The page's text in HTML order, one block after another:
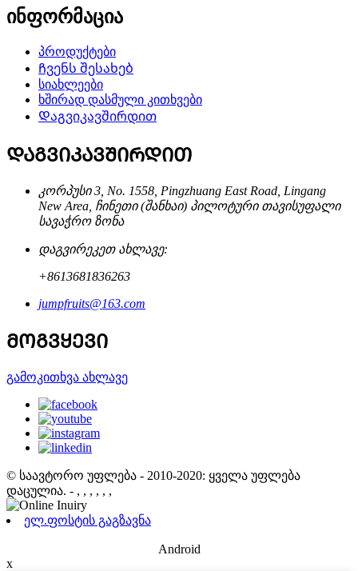
ინფორმაცია
პროდუქტები
Ჩვენს შესახებ
სიახლეები
ხშირად დასმული კითხვები
Დაგვიკავშირდით
ᲓᲐᲒᲕᲘᲙᲐᲕᲨᲘᲠᲓᲘᲗ
კორპუსი 3, No. 1558, Pingzhuang East Road, Lingang
New Area, ჩინეთი (შანხაი) პილოტური თავისუფალი
სავაჭრო ზონა
დაგვირეკეთ ახლავე:
+8613681836263
jumpfruits@163.com
ᲛᲝᲒᲕᲧᲔᲕᲘ
გამოკითხვა ახლავე
© საავტორო უფლება - 2010-2020: ყველა უფლება
დაცულია. - , , , , , ,
ელ.ფოსტის გაგზავნა
Android
x